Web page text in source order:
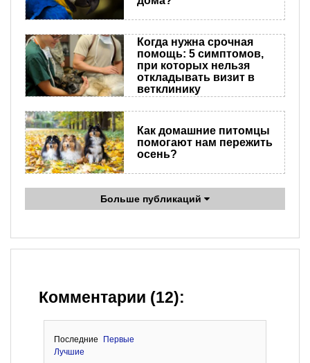
Когда нужна срочная
помощь: 5 симптомов,
при которых нельзя
откладывать визит в
ветклинику
Как домашние питомцы
помогают нам пережить
осень?
Больше публикаций
Комментарии (12):
Последние
Первые
Лучшие